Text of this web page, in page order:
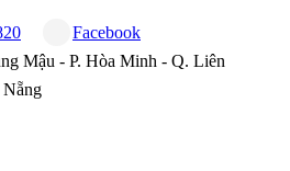
Facebook
Mậu - P. Hòa Minh - Q. Liên